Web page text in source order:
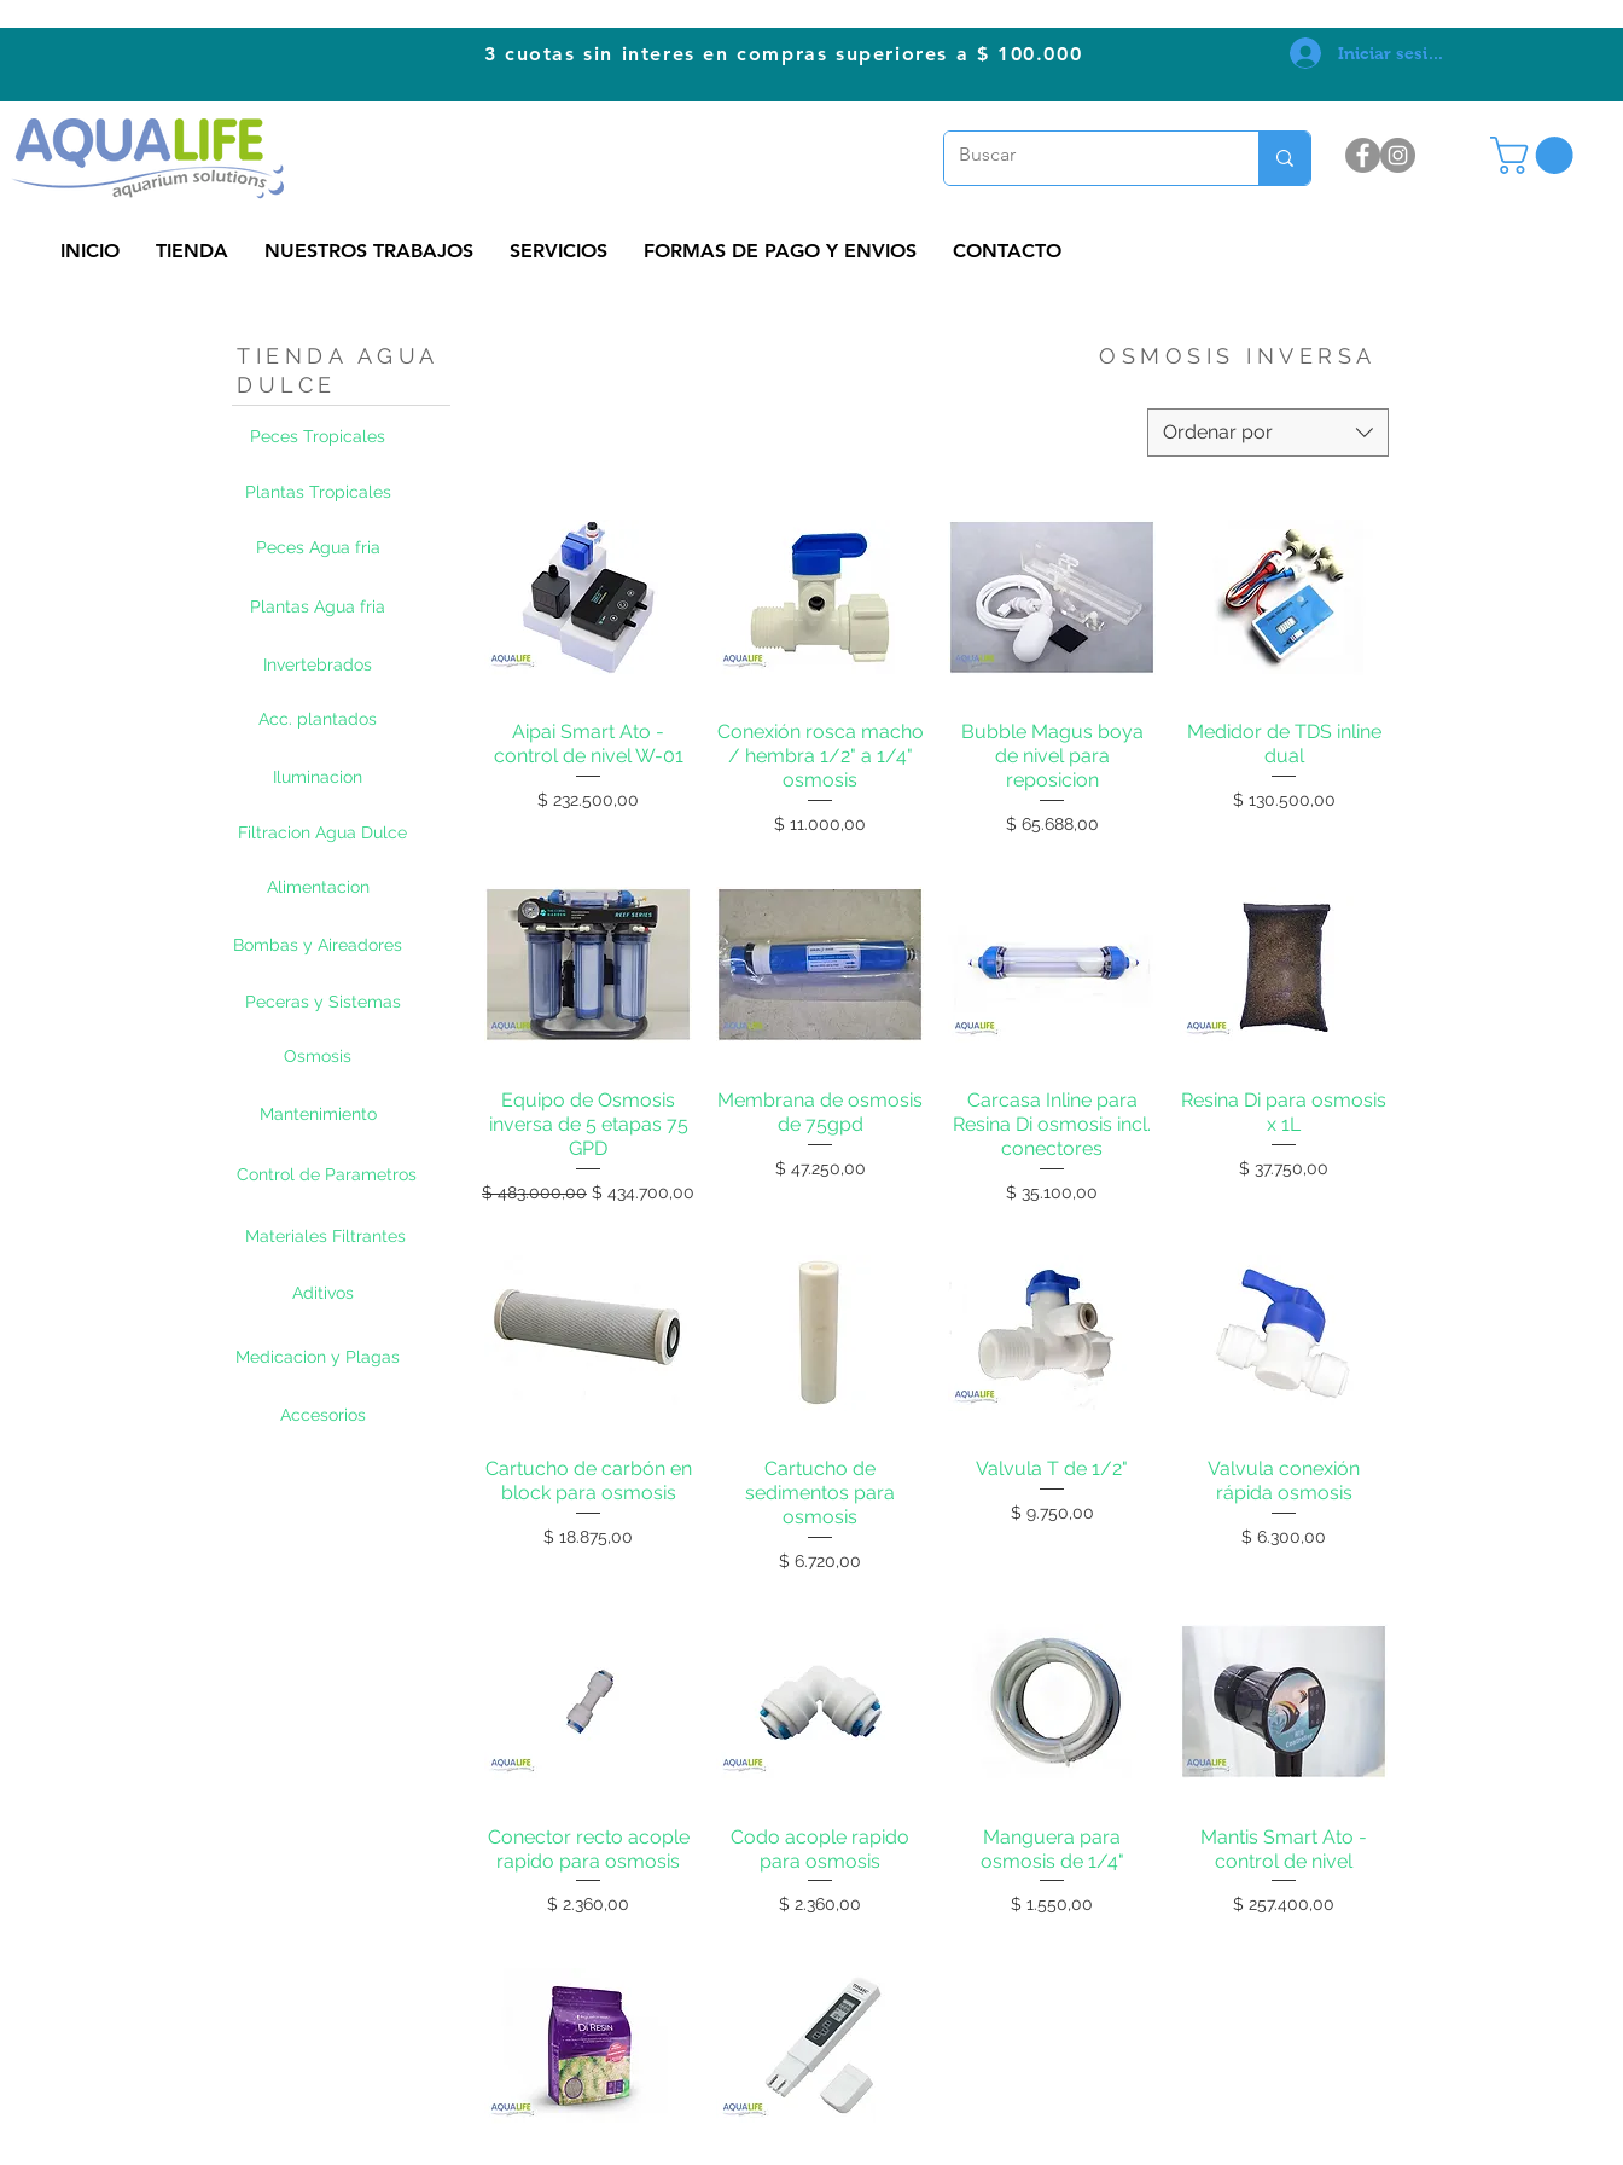
3 cuotas sin interes en compras superiores a $ 100.000 Iniciar sesión
INICIO TIENDA NUESTROS TRABAJOS SERVICIOS FORMAS DE PAGO Y ENVIOS CONTACTO
TIENDA AGUA
DULCE
Peces Tropicales
Plantas Tropicales
Peces Agua fria
Plantas Agua fria
Invertebrados
Acc. plantados
Iluminacion
Filtracion Agua Dulce
Alimentacion
Bombas y Aireadores
Peceras y Sistemas
Osmosis
Mantenimiento
Control de Parametros
Materiales Filtrantes
Aditivos
Medicacion y Plagas
Accesorios
OSMOSIS INVERSA
Ordenar por
Aipai Smart Ato -
control de nivel W-01
Precio
$ 232.500,00
Conexión rosca macho
/ hembra 1/2" a 1/4"
osmosis
Precio
$ 11.000,00
Bubble Magus boya
de nivel para
reposicion
Precio
$ 65.688,00
Medidor de TDS inline
dual
Precio
$ 130.500,00
Equipo de Osmosis
inversa de 5 etapas 75
GPD
Precio
$ 483.000,00 Precio de oferta
$ 434.700,00
Membrana de osmosis
de 75gpd
Precio
$ 47.250,00
Carcasa Inline para
Resina Di osmosis incl.
conectores
Precio
$ 35.100,00
Resina Di para osmosis
x 1L
Precio
$ 37.750,00
Cartucho de carbón en
block para osmosis
Precio
$ 18.875,00
Cartucho de
sedimentos para
osmosis
Precio
$ 6.720,00
Valvula T de 1/2"
Precio
$ 9.750,00
Valvula conexión
rápida osmosis
Precio
$ 6.300,00
Conector recto acople
rapido para osmosis
Precio
$ 2.360,00
Codo acople rapido
para osmosis
Precio
$ 2.360,00
Manguera para
osmosis de 1/4"
Precio
$ 1.550,00
Mantis Smart Ato -
control de nivel
Precio
$ 257.400,00